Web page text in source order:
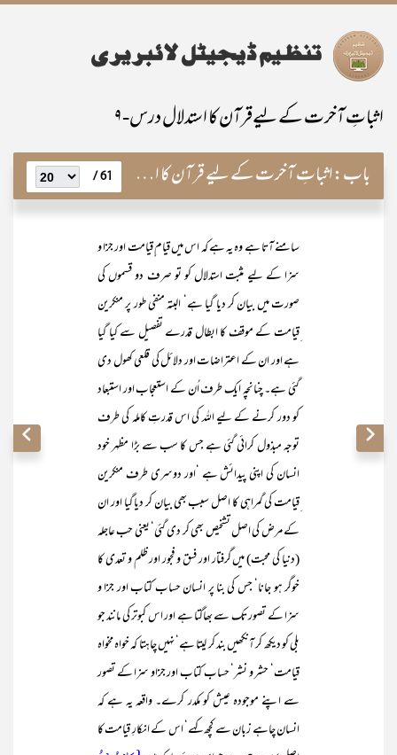
اثباتِ آخرت کے لیےقرآن کا استدلال درس-۹
باب:اثباتِ آخرت کے لیے قرآن کا استدلال 61 /
سامنے آتا ہے وہ یہ ہے کہ اس میں قیام ِقیامت اور جزا و
سزا کے لیے مثبت استدلال کو تو صرف دو قسموں کی
صورت میں بیان کر دیا گیا ہے‘ البتہ منفی طور پر منکرین
ِقیامت کے موقف کا ابطال قدرے تفصیل سے کیا گیا
ہے اور ان کے اعتراضات اور دلائل کی قلعی کھول دی
گئی ہے۔ چنانچہ ایک طرف اُن کے استعجاب اور استبعاد
کو دور کرنے کے لیے اللہ کی اس قدرتِ کاملہ کی طرف
توجہ مبذول کرائی گئی ہے جس کا سب سے بڑا مظہر خود
انسان کی اپنی پیدائش ہے ‘اور دوسری طرف منکرین
ِقیامت کی گمراہی کا اصل سبب بھی بیان کر دیا گیا اور ان
کے مرض کی اصل تشخیص بھی کر دی گئی‘ یعنی حب عاجلہ
(دنیا کی محبت) میں گرفتار اور فسق و فجور اور ظلم و تعدی کا
خوگر ہو جانا‘ جس کی بنا پر انسان حساب کتاب اور جزا و
سزا کے تصور تک سے بھاگتا ہے اور اس کبوتر کی مانند جو
بلی کو دیکھ کر آنکھیں بند کر لیتا ہے‘ نہیں چاہتا کہ خواہ مخواہ
قیامت‘ حشر و نشر‘ حساب کتاب اور جزاو سزا کے تصور
سے اپنے موجودہ عیش کو مکدر کرے۔ واقعہ یہ ہے کہ
انسان چاہے زبان سے کچھ کہے‘ اس کے انکارِ قیامت کا